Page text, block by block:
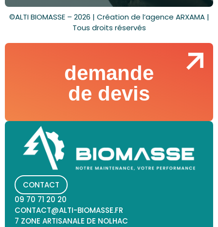
©ALTI BIOMASSE – 2026 | Création de l’agence ARXAMA|
Tous droits réservés
demande
de devis
CONTACT
09 70 71 20 20
CONTACT@ALTI-BIOMASSE.FR
7 ZONE ARTISANALE DE NOLHAC